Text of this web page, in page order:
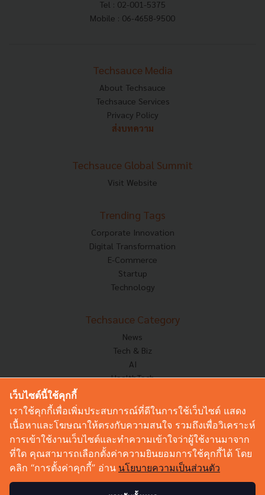
Tel : 02-001-5375
Mobile : 06-4658-9500
Techsauce Media
About Techsauce
Techsauce Services
Privacy Policy
ส่งบทความ
Techsauce Global Summit
Visit Website
Trending Tags
Corporate Innovation
Digital Transformation
E-Commerce
Startup
Technology
Techsauce Category
News
Tech & Biz
AI
HealthTech
Corp Innov
Saucy Thoughts
Based On
Sustainable
Videos
Podcast
เว็บไซต์นี้ใช้คุกกี้
เราใช้คุกกี้เพื่อเพิ่มประสบการณ์ที่ดีในการใช้เว็บไซต์ แสดง
เนื้อหาและโฆษณาให้ตรงกับความสนใจ รวมถึงเพื่อวิเคราะห์
การเข้าใช้งานเว็บไซต์และทำความเข้าใจว่าผู้ใช้งานมาจาก
ที่ใด คุณสามารถเลือกตั้งค่าความยินยอมการใช้คุกกี้ได้ โดย
คลิก “การตั้งค่าคุกกี้” อ่าน นโยบายความเป็นส่วนตัว